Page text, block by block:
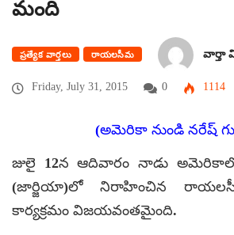
మంది
ప్రత్యేక వార్తలు రాయలసీమ వార్తా
Friday, July 31, 2015 0 1114
(అమెరికా నుండి నరేష్
జులై 12న ఆదివారం నాడు
(జార్జియా)లో నిరాహించిన
కార్యక్రమం విజయవంతమైంది.